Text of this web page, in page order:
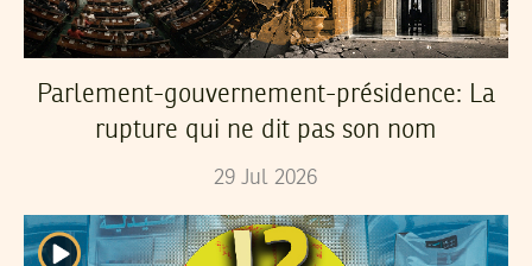
Parlement-gouvernement-présidence: La
rupture qui ne dit pas son nom
29 Jul 2026